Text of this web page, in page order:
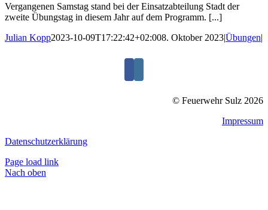
Vergangenen Samstag stand bei der Einsatzabteilung Stadt der
zweite Übungstag in diesem Jahr auf dem Programm. [...]
Julian Kopp2023-10-09T17:22:42+02:008. Oktober 2023|Übungen|
© Feuerwehr Sulz 2026
Impressum
Datenschutzerklärung
Page load link
Nach oben